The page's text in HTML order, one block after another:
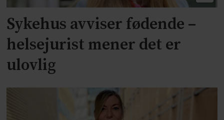
Sykehus avviser fødende –
helsejurist mener det er
ulovlig